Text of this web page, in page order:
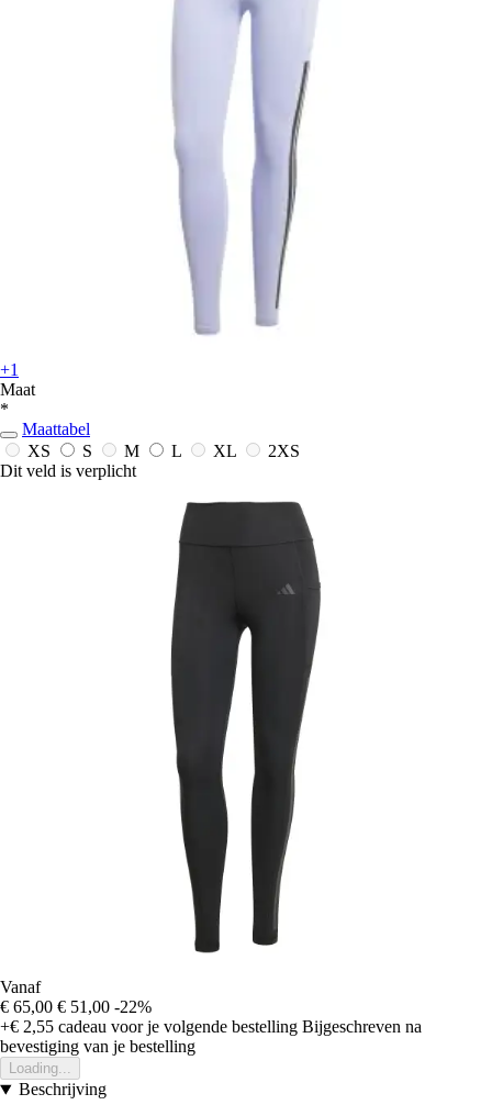
+1
Maat
*
Maattabel
XS
S M L XL
2XS
Dit veld is verplicht
Vanaf
€ 65,00 € 51,00 -22%
+€ 2,55 cadeau voor je volgende bestelling Bijgeschreven na
bevestiging van je bestelling
Loading...
Beschrijving